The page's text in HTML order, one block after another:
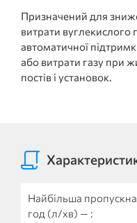
Призначений для
витрати вуглекислого
автоматичної
або витрати газу при
постів і установок.
Найбільша
год (л/хв) ― :